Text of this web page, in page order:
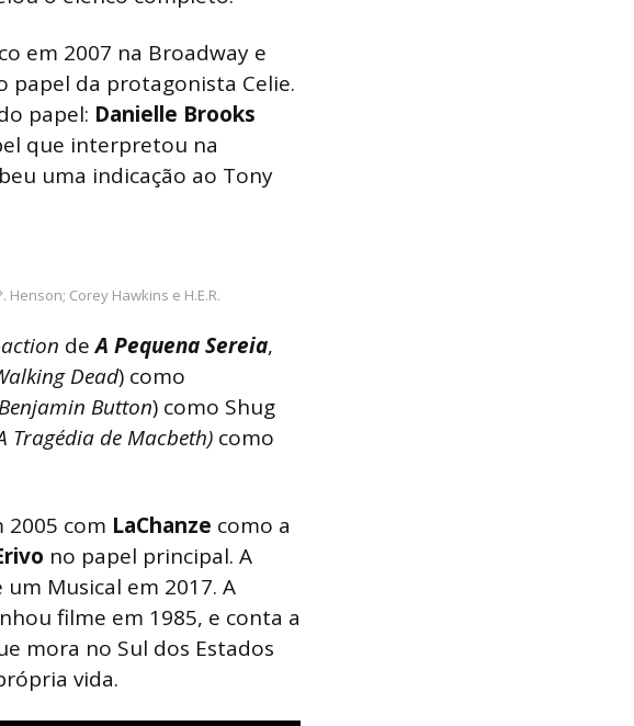
em 2007 na Broadway e
papel da protagonista Celie.
papel: Danielle Brooks
que interpretou na
uma indicação ao Tony
Corey Hawkins e H.E.R.
deA Pequena Sereia,
Dead) como
Button) como Shug
Tragédia de Macbeth) como
2005 com LaChanze como a
no papel principal. A
Musical em 2017. A
filme em 1985, e conta a
mora no Sul dos Estados
vida.